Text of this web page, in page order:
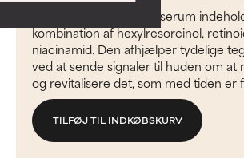
Denne let fugtgivende serum
kombination af hexylresorcinol,
niacinamid. Den afhjælper tydelige
ved at sende signaler til huden om at
og revitalisere det, som med tiden er
TILFØJ TIL INDKØBSKURV